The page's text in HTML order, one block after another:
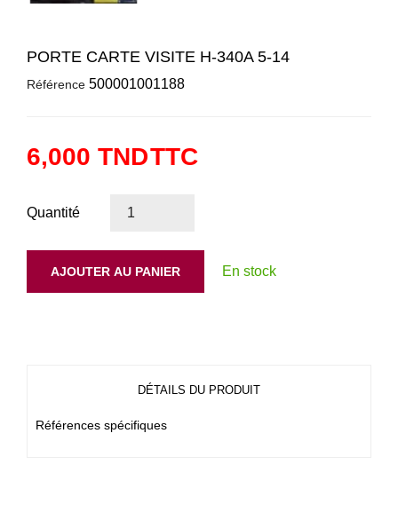
PORTE CARTE VISITE H-340A 5-14
Référence 500001001188
6,000 TNDTTC
Quantité
AJOUTER AU PANIER En stock
DÉTAILS DU PRODUIT
Références spécifiques